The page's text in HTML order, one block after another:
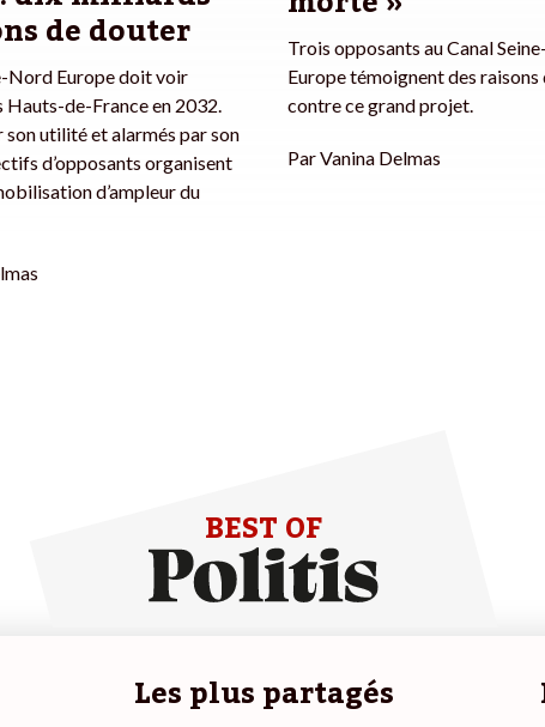
de douter
Nord Europe doit voir
Hauts-de-France en 2032.
son utilité et alarmés par son
d’opposants organisent
d’ampleur du
Trois opposants au Canal
Europe témoignent des
contre ce grand projet.
ParVanina Delmas
BEST OF
Les plus partagés